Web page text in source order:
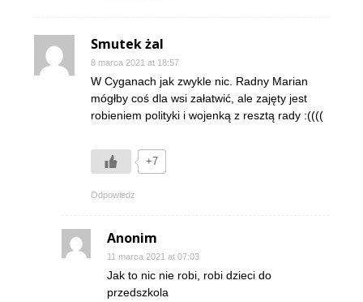
Smutek żal
8 marca 2021 at 18:57
W Cyganach jak zwykle nic. Radny Marian
mógłby coś dla wsi załatwić, ale zajęty jest
robieniem polityki i wojenką z resztą rady :((((
+7
Odpowiedz
Anonim
11 marca 2021 at 07:03
Jak to nic nie robi, robi dzieci do
przedszkola